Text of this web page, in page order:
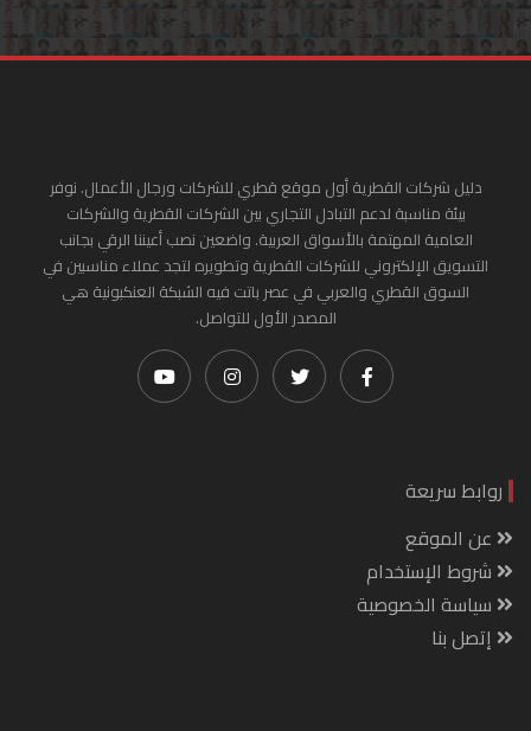
دليل شركات القطرية أول موقع قطري للشركات ورجال الأعمال. نوفر
بيئة مناسبة لدعم التبادل التجاري بين الشركات القطرية والشركات
العامية المهتمة بالأسواق العربية. واضعين نصب أعيننا الرقي بجانب
التسويق الإلكتروني للشركات القطرية وتطويره لتجد عملاء مناسبين في
السوق القطري والعربي في عصر باتت فيه الشبكة العنكبونية هي
المصدر الأول للتواصل.
روابط سريعة
عن الموقع
شروط الإستخدام
سياسة الخصوصية
إتصل بنا